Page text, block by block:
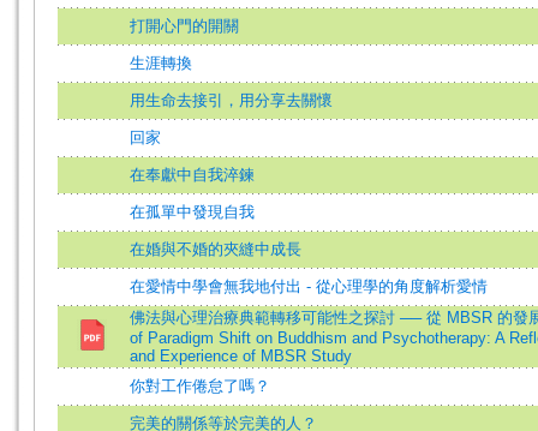
打開心門的開關
生涯轉換
用生命去接引，用分享去關懷
回家
在奉獻中自我淬鍊
在孤單中發現自我
在婚與不婚的夾縫中成長
在愛情中學會無我地付出 - 從心理學的角度解析愛情
佛法與心理治療典範轉移可能性之探討 ── 從 MBSR 的發
of Paradigm Shift on Buddhism and Psychotherapy: A
and Experience of MBSR Study
你對工作倦怠了嗎？
完美的關係等於完美的人？